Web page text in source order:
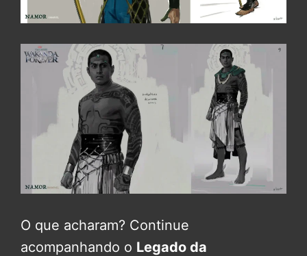
O que acharam? Continue
acompanhando o Legado da